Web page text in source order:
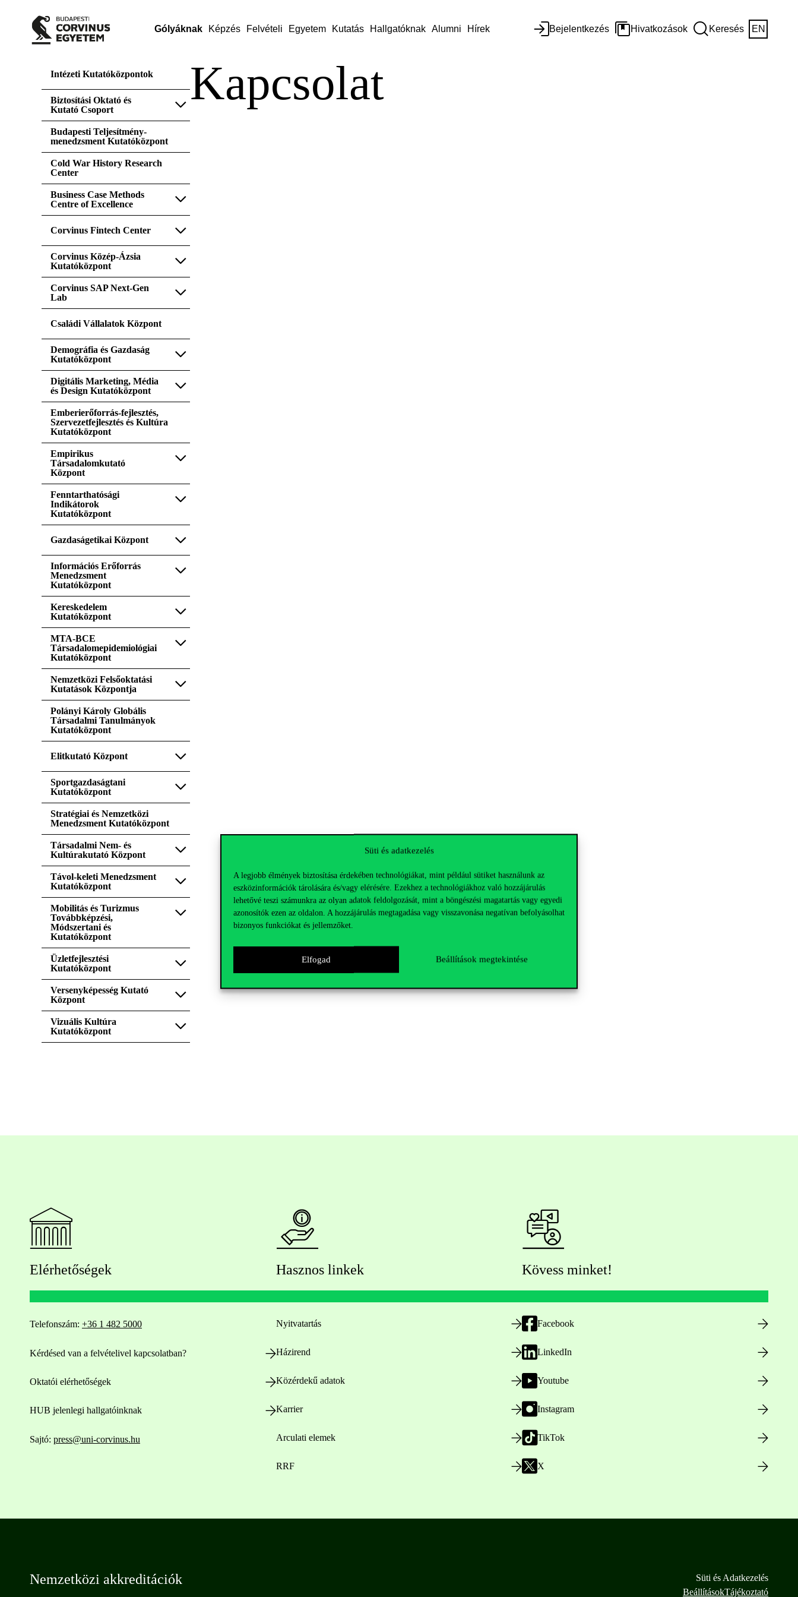
Süti és adatkezelés
A legjobb élmények biztosítása érdekében technológiákat, mint például sütiket használunk az
eszközinformációk tárolására és/vagy elérésére. Ezekhez a technológiákhoz való hozzájárulás
lehetővé teszi számunkra az olyan adatok feldolgozását, mint a böngészési magatartás vagy egyedi
azonosítók ezen az oldalon. A hozzájárulás megtagadása vagy visszavonása negatívan befolyásolhat
bizonyos funkciókat és jellemzőket.
Elfogad Beállítások megtekintése
Gólyáknak Képzés Felvételi Egyetem Kutatás Hallgatóknak Alumni Hírek Bejelentkezés Hivatkozások Keresés EN
Intézeti Kutatóközpontok
Biztosítási Oktató és
Kutató Csoport
Budapesti Teljesítmény-
menedzsment Kutatóközpont
Cold War History Research
Center
Business Case Methods
Centre of Excellence
Corvinus Fintech Center
Corvinus Közép-Ázsia
Kutatóközpont
Corvinus SAP Next-Gen
Lab
Családi Vállalatok Központ
Demográfia és Gazdaság
Kutatóközpont
Digitális Marketing, Média
és Design Kutatóközpont
Emberierőforrás-fejlesztés,
Szervezetfejlesztés és Kultúra
Kutatóközpont
Empirikus
Társadalomkutató
Központ
Fenntarthatósági
Indikátorok
Kutatóközpont
Gazdaságetikai Központ
Információs Erőforrás
Menedzsment
Kutatóközpont
Kereskedelem
Kutatóközpont
MTA-BCE
Társadalomepidemiológiai
Kutatóközpont
Nemzetközi Felsőoktatási
Kutatások Központja
Polányi Károly Globális
Társadalmi Tanulmányok
Kutatóközpont
Elitkutató Központ
Sportgazdaságtani
Kutatóközpont
Stratégiai és Nemzetközi
Menedzsment Kutatóközpont
Társadalmi Nem- és
Kultúrakutató Központ
Távol-keleti Menedzsment
Kutatóközpont
Mobilitás és Turizmus
Továbbképzési,
Módszertani és
Kutatóközpont
Üzletfejlesztési
Kutatóközpont
Versenyképesség Kutató
Központ
Vizuális Kultúra
Kutatóközpont
Kapcsolat
Elérhetőségek
Telefonszám: +36 1 482 5000
Kérdésed van a felvételivel kapcsolatban?
Oktatói elérhetőségek
HUB jelenlegi hallgatóinknak
Sajtó: press@uni-corvinus.hu
Hasznos linkek
Nyitvatartás
Házirend
Közérdekű adatok
Karrier
Arculati elemek
RRF
Kövess minket!
Facebook
LinkedIn
Youtube
Instagram
TikTok
X
Nemzetközi akkreditációk
Süti és Adatkezelés
BeállításokTájékoztató